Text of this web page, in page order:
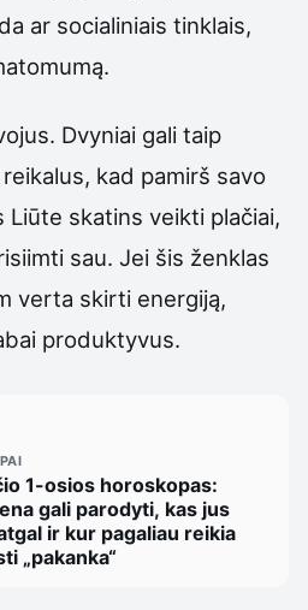
ar socialiniais tinklais,
Dvyniai gali taip
kad pamirš savo
Liūte skatins veikti plačiai,
sau. Jei šis ženklas
verta skirti energiją,
produktyvus.
1-osios horoskopas:
gali parodyti, kas jus
ir kur pagaliau reikia
„pakanka“